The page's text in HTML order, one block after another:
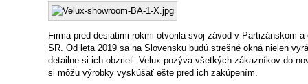
Firma pred desiatimi rokmi otvorila svoj závod v Partizánskom
SR. Od leta 2019 sa na Slovensku budú strešné okná nielen
detailne si ich obzrieť. Velux pozýva všetkých zákazníkov do
si môžu výrobky vyskúšať ešte pred ich zakúpením.